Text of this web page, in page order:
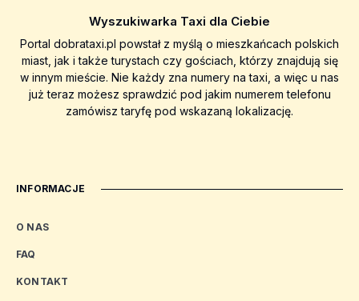
Wyszukiwarka Taxi dla Ciebie
Portal dobrataxi.pl powstał z myślą o mieszkańcach polskich
miast, jak i także turystach czy gościach, którzy znajdują się
w innym mieście. Nie każdy zna numery na taxi, a więc u nas
już teraz możesz sprawdzić pod jakim numerem telefonu
zamówisz taryfę pod wskazaną lokalizację.
INFORMACJE
O NAS
FAQ
KONTAKT